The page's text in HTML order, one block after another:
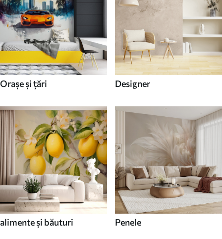
Orașe și țări Designer
alimente și băuturi Penele